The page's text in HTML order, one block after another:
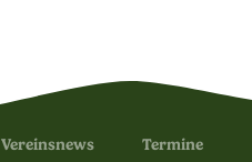
Vereinsnews Termine